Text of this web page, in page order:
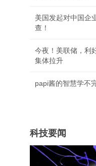
美国发起对中国企
查！
今夜！美联储，利
集体拉升
papi酱的智慧学不
科技要闻